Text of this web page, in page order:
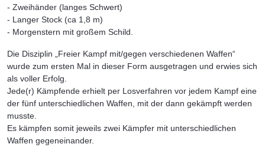
- Zweihänder (langes Schwert)
- Langer Stock (ca 1,8 m)
- Morgenstern mit großem Schild.
Die Disziplin „Freier Kampf mit/gegen verschiedenen Waffen“
wurde zum ersten Mal in dieser Form ausgetragen und erwies sich
als voller Erfolg.
Jede(r) Kämpfende erhielt per Losverfahren vor jedem Kampf eine
der fünf unterschiedlichen Waffen, mit der dann gekämpft werden
musste.
Es kämpfen somit jeweils zwei Kämpfer mit unterschiedlichen
Waffen gegeneinander.